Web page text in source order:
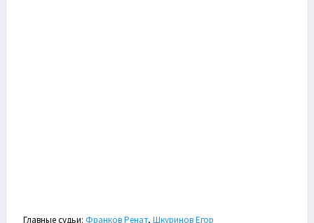
Главные судьи: Франков Ренат, Шкуринов Егор